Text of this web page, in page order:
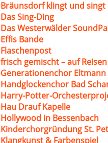
Bräunsdorf klingt und singt
Das Sing-Ding
Das Westerwälder
Effis Bande
Flaschenpost
frisch gemischt – auf Reisen
Generationenchor Eltmann
Handglockenchor Bad
Harry-Potter-
Hau Drauf Kapelle
Hollywood in Bessenbach
Kinderchorgründung St.
Klangkunst & Farbenspiel